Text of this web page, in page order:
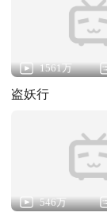
1561万
盗妖行
546万